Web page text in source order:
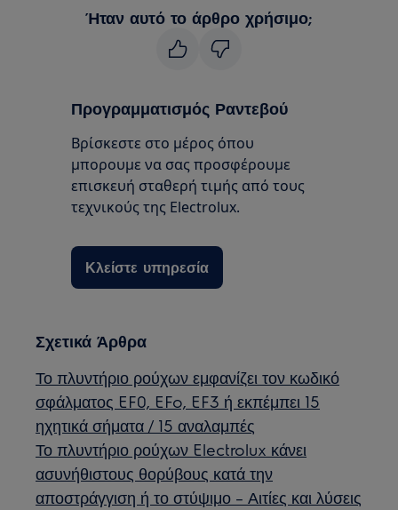
Ήταν αυτό το άρθρο χρήσιμο;
Προγραμματισμός Ραντεβού
Βρίσκεστε στο μέρος όπου
μπορουμε να σας προσφέρουμε
επισκευή σταθερή τιμής από τους
τεχνικούς της Electrolux.
Κλείστε υπηρεσία
Σχετικά Άρθρα
Το πλυντήριο ρούχων εμφανίζει τον κωδικό
σφάλματος EF0, EFo, EF3 ή εκπέμπει 15
ηχητικά σήματα / 15 αναλαμπές
Το πλυντήριο ρούχων Electrolux κάνει
ασυνήθιστους θορύβους κατά την
αποστράγγιση ή το στύψιμο – Αιτίες και λύσεις